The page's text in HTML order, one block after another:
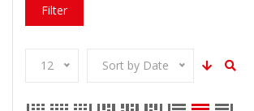
Filter
12 Sort by Date